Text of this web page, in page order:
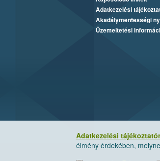
Adatkezelési
élmény érdekében,
Adatkezelési
Akadálymentességi
Üzemeltetési